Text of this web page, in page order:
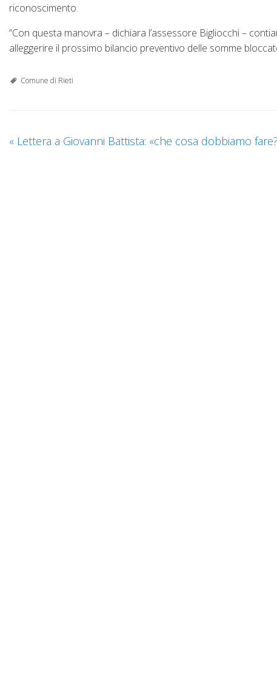
riconoscimento.
“Con questa manovra – dichiara l’assessore Bigliocchi –
alleggerire il prossimo bilancio preventivo delle somme
Comune di Rieti
« Lettera a Giovanni Battista: «che cosa dobbiamo